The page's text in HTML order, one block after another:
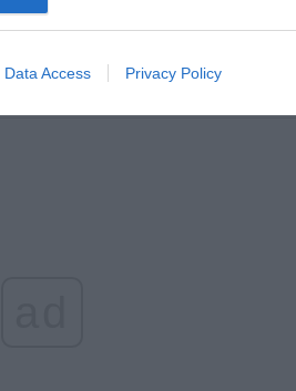
Data Access Privacy Policy